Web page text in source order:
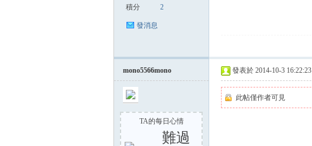
積分 2
發消息
mono5566mono
TA的每日心情
難過
發表於 2014-10-3 16:22:23
此帖僅作者可見